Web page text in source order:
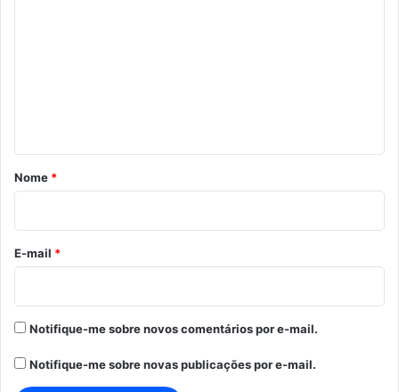
r
i
o
*
Nome *
E-mail *
Notifique-me sobre novos comentários por e-mail.
Notifique-me sobre novas publicações por e-mail.